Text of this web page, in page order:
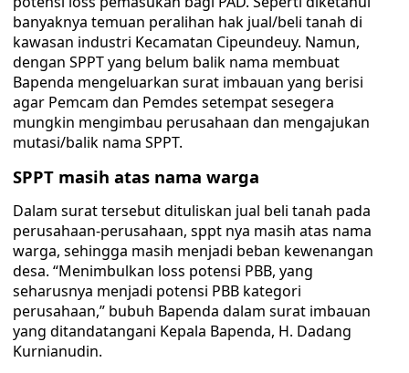
banyaknya temuan peralihan hak jual/beli tanah di
kawasan industri Kecamatan Cipeundeuy. Namun,
dengan SPPT yang belum balik nama membuat
Bapenda mengeluarkan surat imbauan yang berisi
agar Pemcam dan Pemdes setempat sesegera
mungkin mengimbau perusahaan dan mengajukan
mutasi/balik nama SPPT.
SPPT masih atas nama warga
Dalam surat tersebut dituliskan jual beli tanah pada
perusahaan-perusahaan, sppt nya masih atas nama
warga, sehingga masih menjadi beban kewenangan
desa. “Menimbulkan loss potensi PBB, yang
seharusnya menjadi potensi PBB kategori
perusahaan,” bubuh Bapenda dalam surat imbauan
yang ditandatangani Kepala Bapenda, H. Dadang
Kurnianudin.